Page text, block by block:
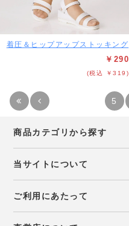
着圧＆ヒップアップストッキング
￥290
(税込 ￥319)
5
商品カテゴリから探す
当サイトについて
ご利用にあたって